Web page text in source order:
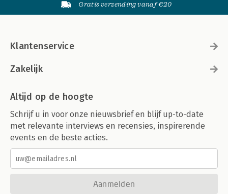
Gratis verzending vanaf €20
Klantenservice
Zakelijk
Altijd op de hoogte
Schrijf u in voor onze nieuwsbrief en blijf up-to-date
met relevante interviews en recensies, inspirerende
events en de beste acties.
Aanmelden